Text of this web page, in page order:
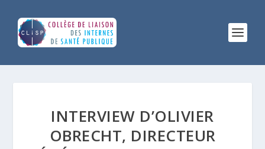
INTERVIEW D’OLIVIER
OBRECHT, DIRECTEUR